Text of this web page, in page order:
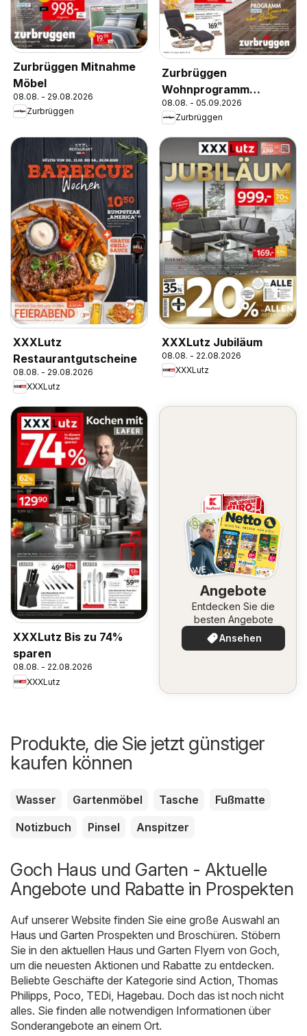
Zurbrüggen Mitnahme
Möbel
08.08. - 29.08.2026
Zurbrüggen
Zurbrüggen
Wohnprogramm
Camron oder Benton
08.08. - 05.09.2026
Zurbrüggen
XXXLutz
Restaurantgutscheine
08.08. - 29.08.2026
XXXLutz
XXXLutz Jubiläum
08.08. - 22.08.2026
XXXLutz
XXXLutz Bis zu 74%
sparen
08.08. - 22.08.2026
XXXLutz
Angebote
Entdecken Sie die
besten Angebote
Ansehen
Produkte, die Sie jetzt günstiger
kaufen können
Wasser Gartenmöbel Tasche
Fußmatte
Notizbuch
Pinsel Anspitzer
Goch Haus und Garten - Aktuelle
Angebote und Rabatte in Prospekten
Auf unserer Website finden Sie eine große Auswahl an
Haus und Garten Prospekten und Broschüren. Stöbern
Sie in den aktuellen Haus und Garten Flyern von Goch,
um die neuesten Aktionen und Rabatte zu entdecken.
Beliebte Geschäfte der Kategorie sind Action, Thomas
Philipps, Poco, TEDi, Hagebau. Doch das ist noch nicht
alles. Sie finden alle notwendigen Informationen über
Sonderangebote an einem Ort.